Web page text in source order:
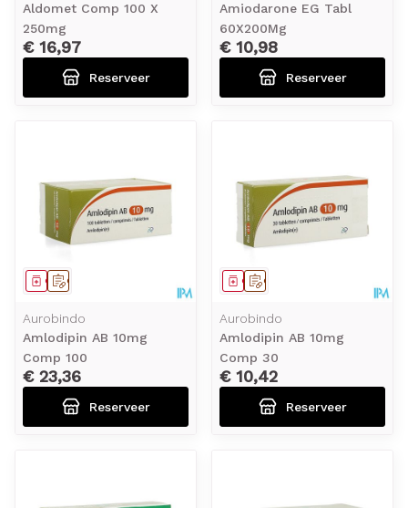
Aldomet Comp 100 X
250mg
€ 16,97
Reserveer
Amiodarone EG Tabl
60X200Mg
€ 10,98
Reserveer
Op voorschrift
Geneesmiddel
Aurobindo
Amlodipin AB 10mg
Comp 100
€ 23,36
Reserveer
Op voorschrift
Geneesmiddel
Aurobindo
Amlodipin AB 10mg
Comp 30
€ 10,42
Reserveer